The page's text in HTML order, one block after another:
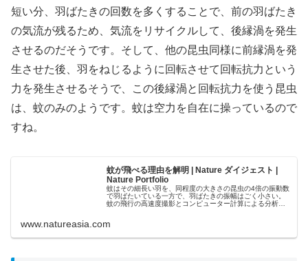
短い分、羽ばたきの回数を多くすることで、前の羽ばたき
の気流が残るため、気流をリサイクルして、後縁渦を発生
させるのだそうです。そして、他の昆虫同様に前縁渦を発
生させた後、羽をねじるように回転させて回転抗力という
力を発生させるそうで、この後縁渦と回転抗力を使う昆虫
は、蚊のみのようです。蚊は空力を自在に操っているので
すね。
蚊が飛べる理由を解明 | Nature ダイジェスト |
Nature Portfolio
蚊はその細長い羽を、同程度の大きさの昆虫の4倍の振動数
で羽ばたいている一方で、羽ばたきの振幅はごく小さい。
蚊の飛行の高速度撮影とコンピューター計算による分析か
www.natureasia.com